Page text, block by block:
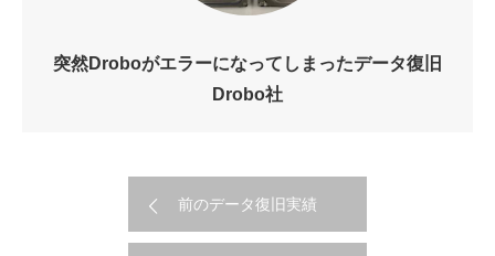
突然Droboがエラーになってしまったデータ復旧
Drobo社
前のデータ復旧実績